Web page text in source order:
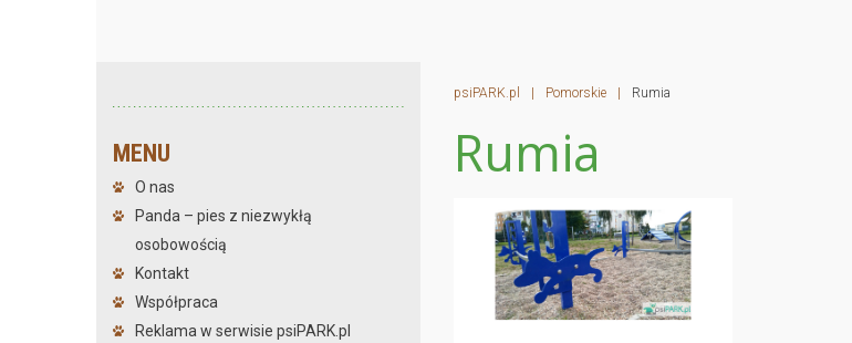
MENU
O nas
Panda – pies z niezwykłą
osobowością
Kontakt
Współpraca
Reklama w serwisie psiPARK.pl
psiPARK.pl Pomorskie Rumia
Rumia